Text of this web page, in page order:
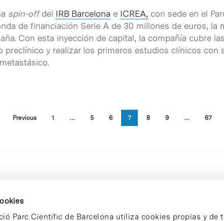
Parc Científic de Barcelona utiliza cookies propias y de
spin-offdel IRB Barcelona e ICREA, con sede en el
de financiación Serie A de 30 millones de euros, la
Con esta inyección de capital, la compañía cubre
preclínico y realizar los primeros estudios clínicos
Previous 1 … 5 6 7 8 9 … 67